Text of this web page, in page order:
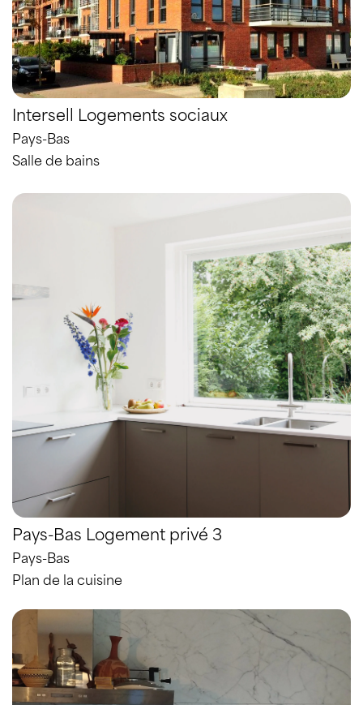
Intersell Logements sociaux
Pays-Bas
Salle de bains
Pays-Bas Logement privé 3
Pays-Bas
Plan de la cuisine